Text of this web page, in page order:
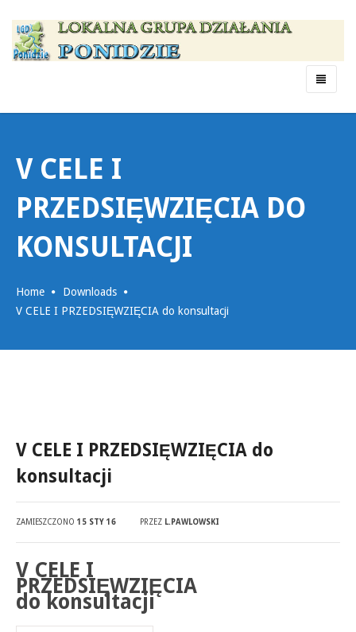
Menu
V CELE I
PRZEDSIĘWZIĘCIA DO
KONSULTACJI
Home
Downloads
V CELE I PRZEDSIĘWZIĘCIA do konsultacji
V CELE I PRZEDSIĘWZIĘCIA do
konsultacji
ZAMIESZCZONO 15 STY 16 PRZEZ L.PAWLOWSKI
V CELE I
PRZEDSIĘWZIĘCIA
do konsultacji